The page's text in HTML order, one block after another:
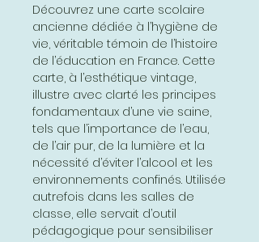
Découvrez une carte scolaire
ancienne dédiée à l’hygiène de
vie, véritable témoin de l’histoire
de l’éducation en France. Cette
carte, à l’esthétique vintage,
illustre avec clarté les principes
fondamentaux d’une vie saine,
tels que l’importance de l’eau,
de l’air pur, de la lumière et la
nécessité d’éviter l’alcool et les
environnements confinés. Utilisée
autrefois dans les salles de
classe, elle servait d’outil
pédagogique pour sensibiliser